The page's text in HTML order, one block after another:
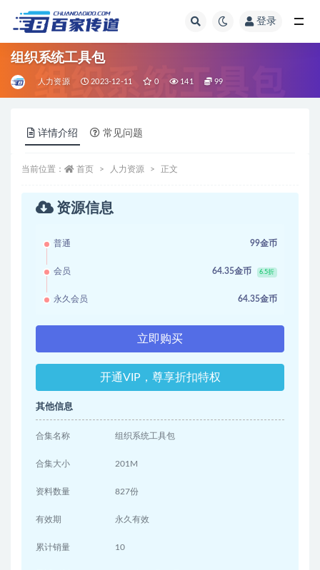
登录
组织系统工具包
人力资源 2023-12-11 0 141 99
详情介绍 常见问题
当前位置： 首页 人力资源 正文
资源信息
普通 99金币
会员 64.35金币 6.5折
永久会员 64.35金币
立即购买
开通VIP，尊享折扣特权
其他信息
合集名称 组织系统工具包
合集大小 201M
资料数量 827份
有效期 永久有效
累计销量 10